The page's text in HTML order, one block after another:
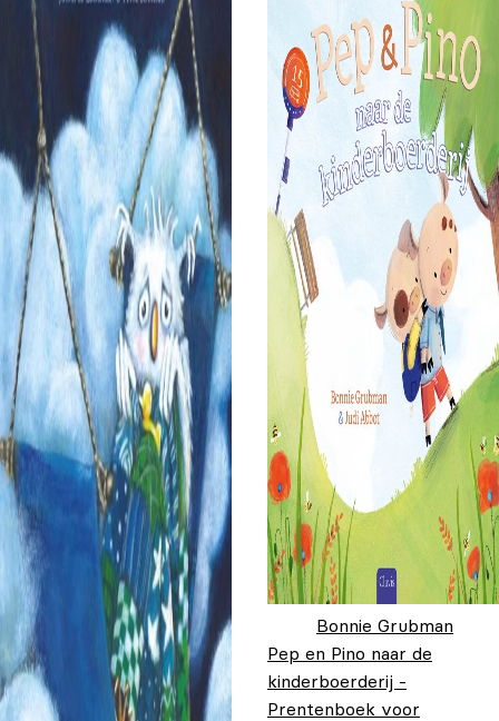
Bonnie Grubman
Pep en Pino naar de
kinderboerderij -
Prentenboek voor